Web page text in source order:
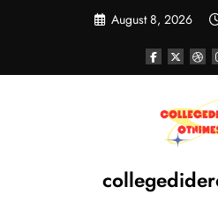
August 8, 2026